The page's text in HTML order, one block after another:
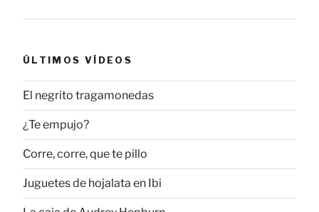
ÚLTIMOS VÍDEOS
El negrito tragamonedas
¿Te empujo?
Corre, corre, que te pillo
Juguetes de hojalata en Ibi